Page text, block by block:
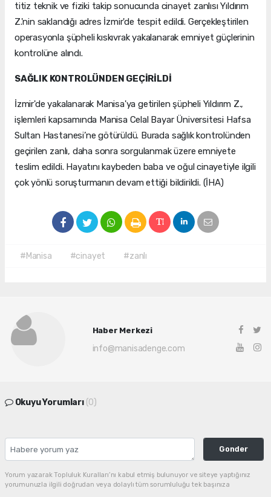
titiz teknik ve fiziki takip sonucunda cinayet zanlısı Yıldırım
Z.'nin saklandığı adres İzmir'de tespit edildi. Gerçekleştirilen
operasyonla şüpheli kıskıvrak yakalanarak emniyet güçlerinin
kontrolüne alındı.
SAĞLIK KONTROLÜNDEN GEÇİRİLDİ
İzmir'de yakalanarak Manisa'ya getirilen şüpheli Yıldırım Z.,
işlemleri kapsamında Manisa Celal Bayar Üniversitesi Hafsa
Sultan Hastanesi’ne götürüldü. Burada sağlık kontrolünden
geçirilen zanlı, daha sonra sorgulanmak üzere emniyete
teslim edildi. Hayatını kaybeden baba ve oğul cinayetiyle ilgili
çok yönlü soruşturmanın devam ettiği bildirildi. (İHA)
#Manisa #cinayet #zanlı
Haber Merkezi
info@manisadenge.com
Okuyu Yorumları (0)
Gonder
Yorum yazarak Topluluk Kuralları’nı kabul etmiş bulunuyor ve siteye yaptığınız
yorumunuzla ilgili doğrudan veya dolaylı tüm sorumluluğu tek başınıza